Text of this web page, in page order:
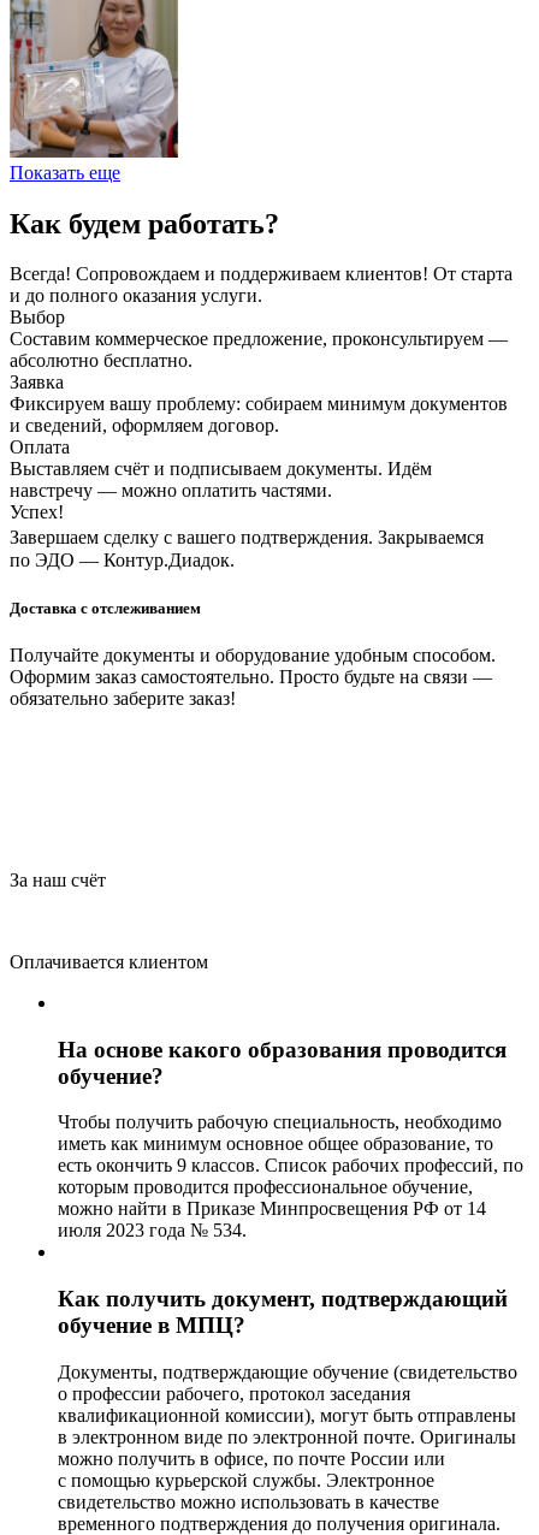
Показать еще
Как будем работать?
Всегда! Сопровождаем и поддерживаем клиентов! От старта
и до полного оказания услуги.
Выбор
Составим коммерческое предложение, проконсультируем —
абсолютно бесплатно.
Заявка
Фиксируем вашу проблему: собираем минимум документов
и сведений, оформляем договор.
Оплата
Выставляем счёт и подписываем документы. Идём
навстречу — можно оплатить частями.
Успех!
Завершаем сделку с вашего подтверждения. Закрываемся
по ЭДО — Контур.Диадок.
Доставка с отслеживанием
Получайте документы и оборудование удобным способом.
Оформим заказ самостоятельно. Просто будьте на связи —
обязательно заберите заказ!
За наш счёт
Оплачивается клиентом
На основе какого образования проводится
обучение?
Чтобы получить рабочую специальность, необходимо
иметь как минимум основное общее образование, то
есть окончить 9 классов. Список рабочих профессий, по
которым проводится профессиональное обучение,
можно найти в Приказе Минпросвещения РФ от 14
июля 2023 года № 534.
Как получить документ, подтверждающий
обучение в МПЦ?
Документы, подтверждающие обучение (свидетельство
о профессии рабочего, протокол заседания
квалификационной комиссии), могут быть отправлены
в электронном виде по электронной почте. Оригиналы
можно получить в офисе, по почте России или
с помощью курьерской службы. Электронное
свидетельство можно использовать в качестве
временного подтверждения до получения оригинала.